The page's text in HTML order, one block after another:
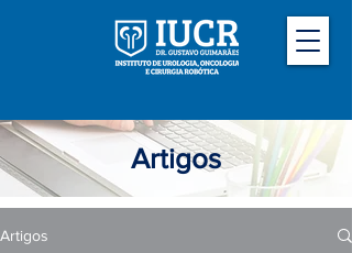
Artigos
Artigos